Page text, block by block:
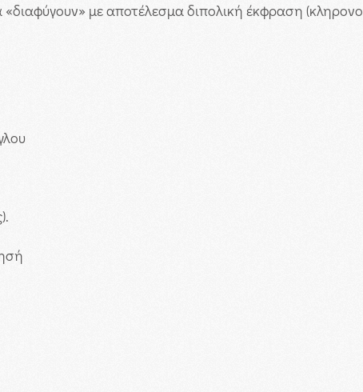
με αποτέλεσμα διπολική έκφραση